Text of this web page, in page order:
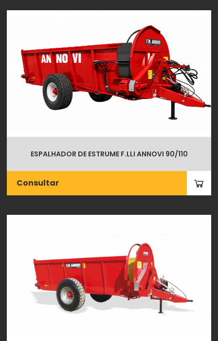
ESPALHADOR DE ESTRUME F.LLI ANNOVI 90/110
Consultar